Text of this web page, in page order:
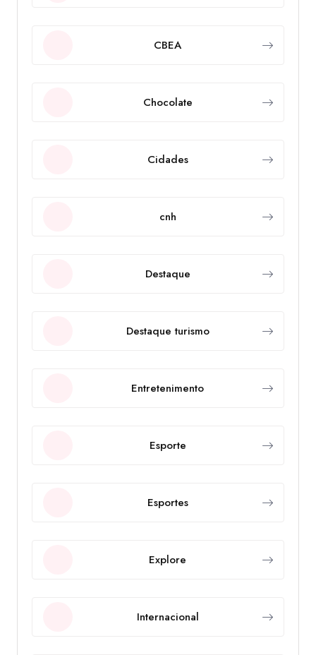
CBEA
Chocolate
Cidades
cnh
Destaque
Destaque turismo
Entretenimento
Esporte
Esportes
Explore
Internacional